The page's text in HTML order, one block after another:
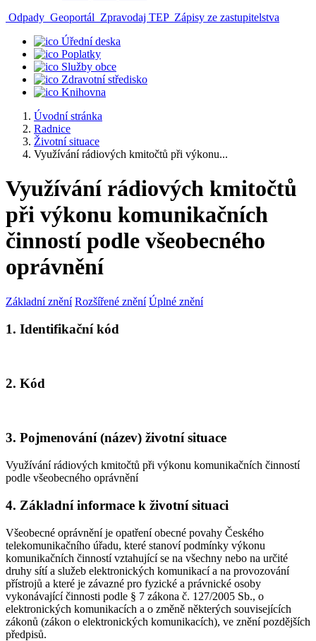
Odpady Geoportál Zpravodaj TEP Zápisy ze zastupitelstva
Úřední deska
Poplatky
Služby obce
Zdravotní středisko
Knihovna
Úvodní stránka
Radnice
Životní situace
Využívání rádiových kmitočtů při výkonu...
Využívání rádiových kmitočtů
při výkonu komunikačních
činností podle všeobecného
oprávnění
Základní znění Rozšířené znění Úplné znění
1. Identifikační kód
2. Kód
3. Pojmenování (název) životní situace
Využívání rádiových kmitočtů při výkonu komunikačních činností
podle všeobecného oprávnění
4. Základní informace k životní situaci
Všeobecné oprávnění je opatření obecné povahy Českého
telekomunikačního úřadu, které stanoví podmínky výkonu
komunikačních činností vztahující se na všechny nebo na určité
druhy sítí a služeb elektronických komunikací a na provozování
přístrojů a které je závazné pro fyzické a právnické osoby
vykonávající činnosti podle § 7 zákona č. 127/2005 Sb., o
elektronických komunikacích a o změně některých souvisejících
zákonů (zákon o elektronických komunikacích), ve znění pozdějších
předpisů.